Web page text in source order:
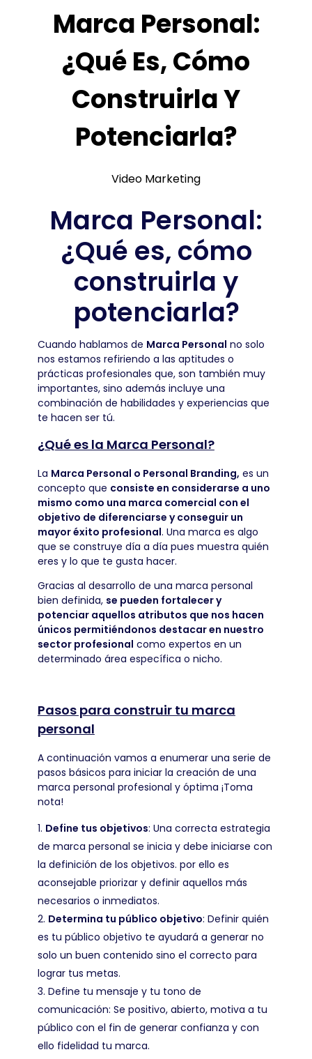
Marca Personal:
¿Qué Es, Cómo
Construirla Y
Potenciarla?
Video Marketing
Marca Personal:
¿Qué es, cómo
construirla y
potenciarla?
Cuando hablamos de Marca Personal no solo
nos estamos refiriendo a las aptitudes o
prácticas profesionales que, son también muy
importantes, sino además incluye una
combinación de habilidades y experiencias que
te hacen ser tú.
¿Qué es la Marca Personal?
La Marca Personal o Personal Branding, es un
concepto que consiste en considerarse a uno
mismo como una marca comercial con el
objetivo de diferenciarse y conseguir un
mayor éxito profesional. Una marca es algo
que se construye día a día pues muestra quién
eres y lo que te gusta hacer.
Gracias al desarrollo de una marca personal
bien definida, se pueden fortalecer y
potenciar aquellos atributos que nos hacen
únicos permitiéndonos destacar en nuestro
sector profesional como expertos en un
determinado área específica o nicho.
Pasos para construir tu marca
personal
A continuación vamos a enumerar una serie de
pasos básicos para iniciar la creación de una
marca personal profesional y óptima ¡Toma
nota!
Define tus objetivos: Una correcta estrategia
de marca personal se inicia y debe iniciarse con
la definición de los objetivos. por ello es
aconsejable priorizar y definir aquellos más
necesarios o inmediatos.
Determina tu público objetivo: Definir quién
es tu público objetivo te ayudará a generar no
solo un buen contenido sino el correcto para
lograr tus metas.
Define tu mensaje y tu tono de
comunicación: Se positivo, abierto, motiva a tu
público con el fin de generar confianza y con
ello fidelidad tu marca.